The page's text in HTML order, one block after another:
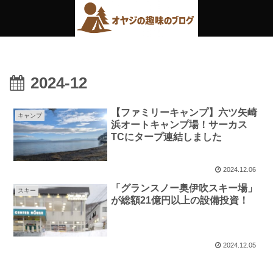
2024-12
キャンプ
【ファミリーキャンプ】六ツ矢崎
浜オートキャンプ場！サーカス
TCにタープ連結しました
2024.12.06
スキー
「グランスノー奥伊吹スキー場」
が総額21億円以上の設備投資！
2024.12.05